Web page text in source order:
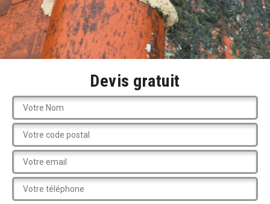
Devis gratuit